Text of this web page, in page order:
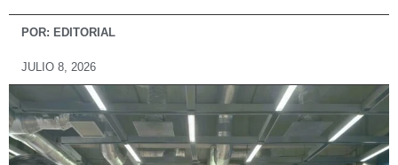
POR: EDITORIAL
JULIO 8, 2026